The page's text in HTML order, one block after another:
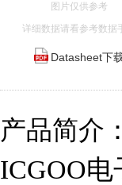
图片仅供参考
详细数据请看参考数据
Datasheet下
产品简介：
ICGOO